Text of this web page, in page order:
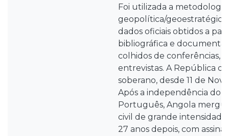
Foi utilizada a metodologia
geopolítica/
dados oficiais obtidos a
bibliográfica e
colhidos de conferências,
entrevistas. A República
soberano, desde 11 de
Após a independência do
Português, Angola
civil de grande
27 anos depois, com